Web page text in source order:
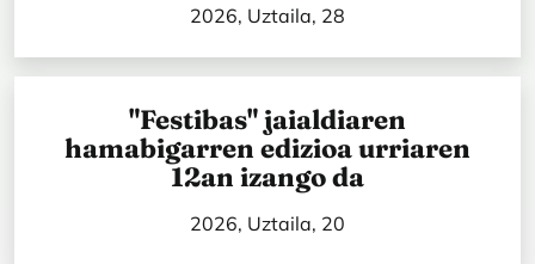
2026, Uztaila, 28
"Festibas" jaialdiaren
hamabigarren edizioa urriaren
12an izango da
2026, Uztaila, 20